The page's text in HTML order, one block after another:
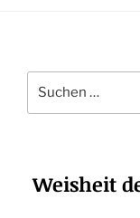
nach:
Weisheit